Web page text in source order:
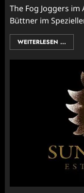
The Fog Joggers im
Büttner im
WEITERLESEN ...